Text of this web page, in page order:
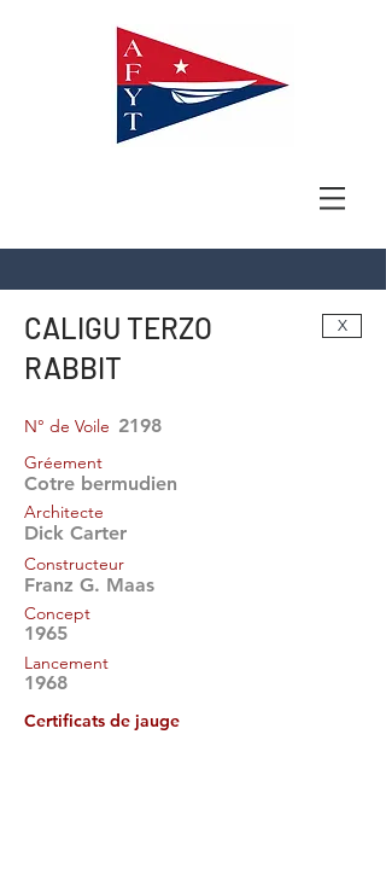
CALIGU TERZO
RABBIT
X
2198
N° de Voile
Gréement
Cotre bermudien
Architecte
Dick Carter
Constructeur
Franz G. Maas
Concept
1965
Lancement
1968
Certificats de jauge